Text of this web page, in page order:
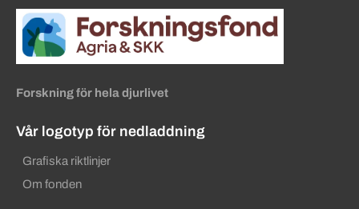
Sidinformation och
Köpa hund startsida
Forskning för hela djurlivet
Vår logotyp för nedladdning
Grafiska riktlinjer
Om fonden